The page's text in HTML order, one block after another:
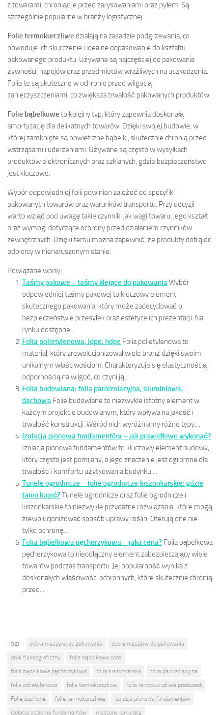
z towarami, chroniąc je przed zarysowaniami oraz pyłem. Są
szczególnie popularne w branży logistycznej.
Folie termokurczliwe działają na zasadzie podgrzewania, co
powoduje ich skurczenie i idealne dopasowanie do kształtu
pakowanego produktu. Używane są najczęściej do pakowania
żywności, napojów oraz przedmiotów wrażliwych na uszkodzenia.
Folie te są skuteczne w ochronie przed wilgocią i
zanieczyszczeniami, co zwiększa trwałość pakowanych produktów.
Folie bąbelkowe to kolejny typ, który zapewnia doskonałą
amortyzację dla delikatnych towarów. Dzięki swojej budowie, w
której zamknięte są powietrzne bąbelki, skutecznie chronią przed
wstrząsami i uderzeniami. Używane są często w wysyłkach
produktów elektronicznych oraz szklanych, gdzie bezpieczeństwo
jest kluczowe.
Wybór odpowiedniej folii powinien zależeć od specyfiki
pakowanych towarów oraz warunków transportu. Przy decyzji
warto wziąć pod uwagę takie czynniki jak wagi towaru, jego kształt
oraz wymogi dotyczące ochrony przed działaniem czynników
zewnętrznych. Dzięki temu można zapewnić, że produkty dotrą do
odbiorcy w nienaruszonym stanie.
Powiązane wpisy:
Taśmy pakowe – taśmy klejące do pakowaniaWybór
odpowiedniej taśmy pakowej to kluczowy element
skutecznego pakowania, który może zadecydować o
bezpieczeństwie przesyłek oraz estetyce ich prezentacji. Na
rynku dostępne...
Folia polietylenowa, ldpe, hdpe Folia polietylenowa to
materiał, który zrewolucjonizował wiele branż dzięki swoim
unikalnym właściwościom. Charakteryzuje się elastycznością i
odpornością na wilgoć, co czyni ją...
Folia budowlana: folia paroizolacyjna, aluminiowa,
dachowa Folie budowlane to niezwykle istotny element w
każdym projekcie budowlanym, który wpływa na jakość i
trwałość konstrukcji. Wśród nich wyróżniamy różne typy,...
Izolacja pionowa fundamentów – jak prawidłowo wykonać?
Izolacja pionowa fundamentów to kluczowy element budowy,
który często jest pomijany, a jego znaczenie jest ogromne dla
trwałości i komfortu użytkowania budynku....
Tunele ogrodnicze – folie ogrodnicze,kiszonkarskie: gdzie
tanio kupić? Tunele ogrodnicze oraz folie ogrodnicze i
kiszonkarskie to niezwykle przydatne rozwiązania, które mogą
zrewolucjonizować sposób uprawy roślin. Oferują one nie
tylko ochronę...
Folia bąbelkowa pęcherzykowa – jaka cena? Folia bąbelkowa
pęcherzykowa to nieodłączny element zabezpieczający wiele
towarów podczas transportu. Jej popularność wynika z
doskonałych właściwości ochronnych, które skutecznie chronią
przed...
Tagi: dobra maszyna do pakowania
dobre maszyny do pakowania
druk fleksograficzny
folia bąbelkowa cena
folia bąbelkowa pęcherzykowa
folia kiszonkarska
folia paroizolacyjna
folia polietylenowa
folia termokurczliwa
folia termokurczliwa producent
Folie dachowe
folie termokurczliwe
izolacja pionowa fundamentów
izolacja pozioma fundamentów
maszyny pakujące